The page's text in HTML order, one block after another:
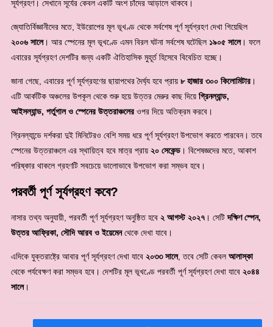
সূর্যগ্রহণ। সেখানে সূর্যের কেবল একটি অংশ চাঁদের আড়ালে থাকবে।
জ্যোতির্বিজ্ঞানীদের মতে, ইউরোপের মূল ভূখণ্ড থেকে সর্বশেষ পূর্ণ সূর্যগ্রহণ দেখা গিয়েছিল
২০০৬ সালে। আর স্পেনের মূল ভূখণ্ডে এমন বিরল ঘটনা সর্বশেষ ঘটেছিল ১৯০৫ সালে। ফলে
এবারের সূর্যগ্রহণ দেশটির জন্য একটি ঐতিহাসিক মুহূর্ত হিসেবে বিবেচিত হচ্ছে।
জানা গেছে, এবারের পূর্ণ সূর্যগ্রহণের ছায়াপথের দৈর্ঘ্য হবে প্রায় ৮ হাজার ৩০০ কিলোমিটার।
এটি আর্কটিক অঞ্চলের উপকূল থেকে শুরু হয়ে উত্তর মেরুর কাছ দিয়ে গ্রিনল্যান্ড,
আইসল্যান্ড, পর্তুগাল ও স্পেনের উত্তরাঞ্চলেরওপর দিয়ে অতিক্রম করবে।
গ্রিনল্যান্ডে দর্শকরা দুই মিনিটেরও বেশি সময় ধরে পূর্ণ সূর্যগ্রহণ উপভোগ করতে পারবেন। তবে
স্পেনের উত্তরাঞ্চলে এর স্থায়িত্ব হবে মাত্র প্রায় ২০ সেকেন্ড। বিশেষজ্ঞদের মতে, আকাশ
পরিষ্কার থাকলে গ্রহণটি সবচেয়ে ভালোভাবে উপভোগ করা সম্ভব হবে।
পরবর্তী পূর্ণ সূর্যগ্রহণ কবে?
নাসার তথ্য অনুযায়ী, পরবর্তী পূর্ণ সূর্যগ্রহণ অনুষ্ঠিত হবে ২ আগস্ট ২০২৭ । সেটিদক্ষিণ স্পেন,
উত্তর আফ্রিকা, সৌদি আরব ও ইয়েমেনথেকে দেখা যাবে।
এদিকে যুক্তরাষ্ট্রে আবার পূর্ণ সূর্যগ্রহণ দেখা যাবে ২০৩৩ সালে, তবে সেটি কেবল আলাস্কা
থেকে পর্যবেক্ষণ করা সম্ভব হবে। দেশটির মূল ভূখণ্ডে পরবর্তী পূর্ণ সূর্যগ্রহণ দেখা যাবে ২০৪৪
সালে।